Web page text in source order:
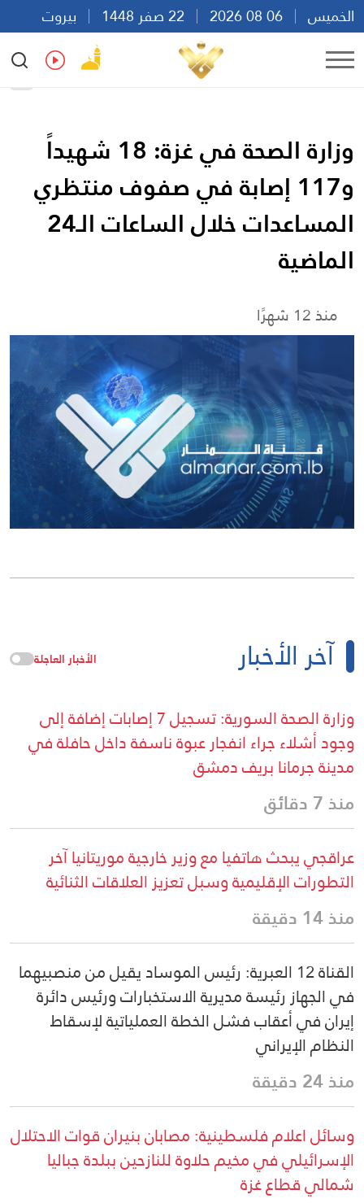
الخميس
بيروت
20:49
Ar
وزارة الصحة في غزة: 18 شهيداً
و117 إصابة في صفوف منتظري
المساعدات خلال الساعات الـ24
الماضية
منذ 12 شهرًا
آخر الأخبار الأخبار العاجلة
وزارة الصحة السورية: تسجيل 7 إصابات إضافة إلى
وجود أشلاء جراء انفجار عبوة ناسفة داخل حافلة في
مدينة جرمانا بريف دمشق
منذ 7 دقائق
عراقجي يبحث هاتفيا مع وزير خارجية موريتانيا آخر
التطورات الإقليمية وسبل تعزيز العلاقات الثنائية
منذ 14 دقيقة
القناة 12 العبرية: رئيس الموساد يقيل من منصبيهما
في الجهاز رئيسة مديرية الاستخبارات ورئيس دائرة
إيران في أعقاب فشل الخطة العملياتية لإسقاط
النظام الإيراني
منذ 24 دقيقة
وسائل اعلام فلسطينية: مصابان بنيران قوات الاحتلال
الإسرائيلي في مخيم حلاوة للنازحين ببلدة جباليا
شمالي قطاع غزة